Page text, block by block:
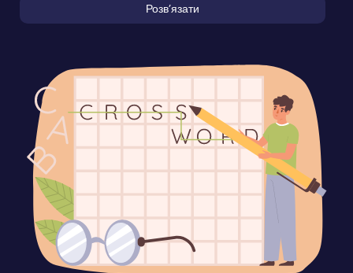
Розвʼязати